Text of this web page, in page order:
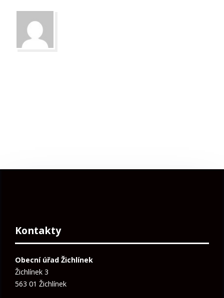
Kontakty
Obecní úřad Žichlínek
Žichlínek 3
563 01 Žichlínek